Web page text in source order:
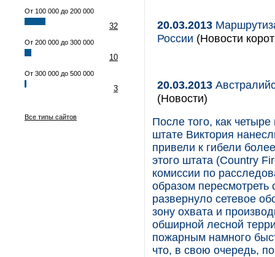
От 100 000 до 200 000
32
От 200 000 до 300 000
10
От 300 000 до 500 000
3
Все типы сайтов
20.03.2013
России (Новости
20.03.2013
(Новости)
После того, как
штате Виктория
привели к гибели
этого штата (Country
комиссии по
образом
развернуло сетевое
зону охвата и
обширной лесной
пожарным намного
что, в свою очередь,